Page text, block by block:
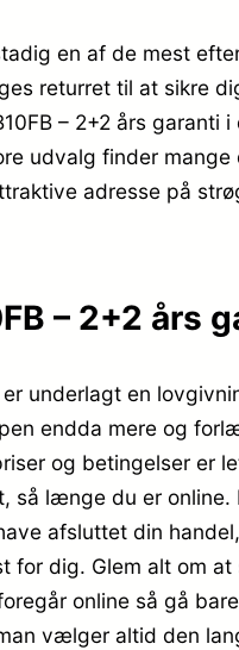
en af de mest
returret til at sikre
– 2+2 års
udvalg finder
adresse på
– 2+2 års
underlagt en
endda mere og
og betingelser er
længe du er
afsluttet din
dig. Glem alt om
online så gå
vælger altid den